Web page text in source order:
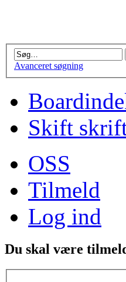
Avanceret søgning
Skift
OSS
Tilmeld
Log ind
Du skal være